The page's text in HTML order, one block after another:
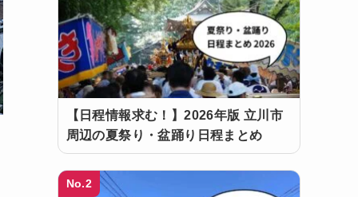
【日程情報求む！】2026年版 立川市
周辺の夏祭り・盆踊り日程まとめ
No.2